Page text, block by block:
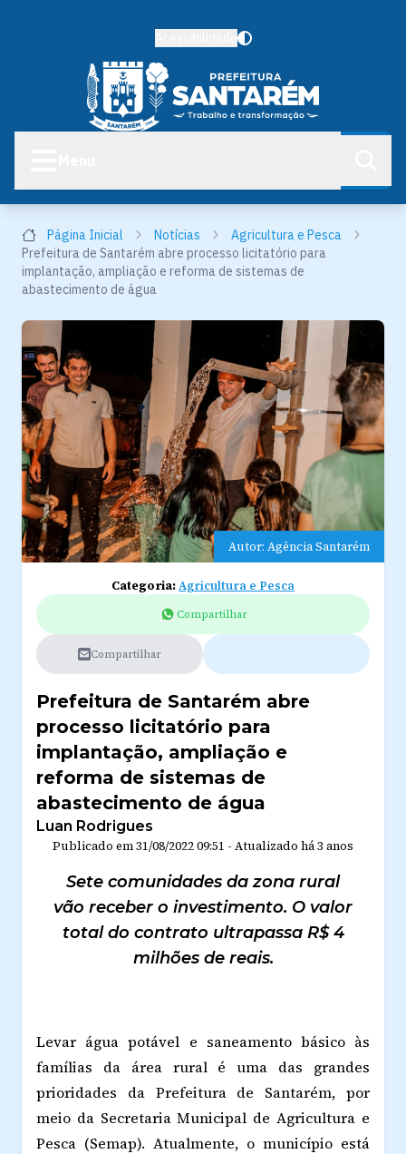
Página Inicial Notícias
Agricultura e Pesca
Prefeitura de Santarém abre processo licitatório para
implantação, ampliação e reforma de sistemas de
abastecimento de água
Autor: Agência Santarém
Categoria:Agricultura e Pesca
Compartilhar
Compartilhar
Prefeitura de Santarém abre
processo licitatório para
implantação, ampliação e
reforma de sistemas de
abastecimento de água
Luan Rodrigues
Publicado em31/08/2022 09:51 - Atualizado há 3 anos
Sete comunidades da zona rural
vão receber o investimento. O valor
total do contrato ultrapassa R$ 4
milhões de reais.
Levar água potável e saneamento básico às
famílias da área rural é uma das grandes
prioridades da Prefeitura de Santarém, por
meio da Secretaria Municipal de Agricultura e
Pesca (Semap). Atualmente, o município está